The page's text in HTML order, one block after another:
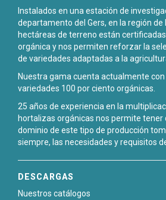
Instalados en una estación de
departamento del Gers, en la región de
hectáreas de terreno están
orgánica y nos permiten reforzar la
de variedades adaptadas a la
Nuestra gama cuenta actualmente con
variedades 100 por ciento orgánicas.
25 años de experiencia en la
hortalizas orgánicas nos permite tener
dominio de este tipo de producción
siempre, las necesidades y requisitos
DESCARGAS
Nuestros catálogos